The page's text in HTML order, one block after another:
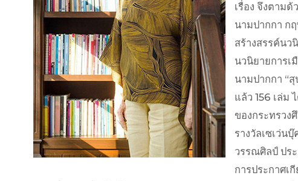
เรื่อง จึงตาม
นามปากกา ก
สร้างสรรค์นว
นวนิยายการเ
นามปากกา “
แล้ว 156 เล่ม
ของกระทรวง
รางวัลเซเว่น
วรรณศิลป์ ปร
การประกาศเ